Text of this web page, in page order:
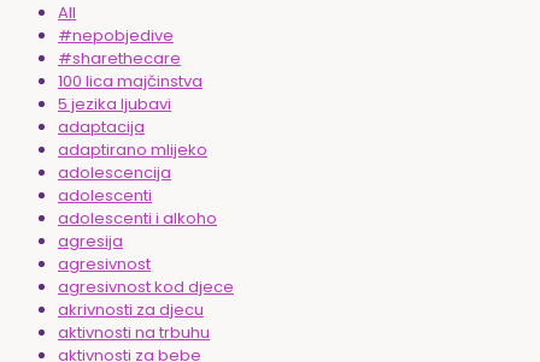
All
#nepobjedive
#sharethecare
100 lica majčinstva
5 jezika ljubavi
adaptacija
adaptirano mlijeko
adolescencija
adolescenti
adolescenti i alkoho
agresija
agresivnost
agresivnost kod djece
akrivnosti za djecu
aktivnosti na trbuhu
aktivnosti za bebe